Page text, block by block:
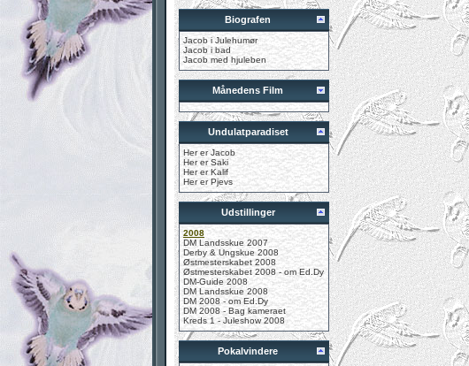
Biografen
Jacob i Julehumør
Jacob i bad
Jacob med hjuleben
Månedens Film
Undulatparadiset
Her er Jacob
Her er Saki
Her er Kalif
Her er Pjevs
Udstillinger
2008
DM Landsskue 2007
Derby & Ungskue 2008
Østmesterskabet 2008
Østmesterskabet 2008 - om Ed.Dy
DM-Guide 2008
DM Landsskue 2008
DM 2008 - om Ed.Dy
DM 2008 - Bag kameraet
Kreds 1 - Juleshow 2008
Pokalvindere